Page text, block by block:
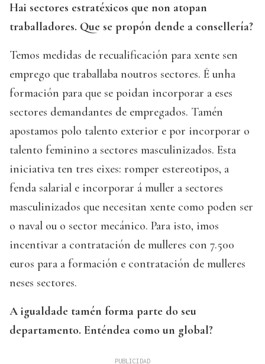
Hai sectores estratéxicos que non atopan
traballadores. Que se propón dende a consellería?
Temos medidas de recualificación para xente sen
emprego que traballaba noutros sectores. É unha
formación para que se poidan incorporar a eses
sectores demandantes de empregados. Tamén
apostamos polo talento exterior e por incorporar o
talento feminino a sectores masculinizados. Esta
iniciativa ten tres eixes: romper estereotipos, a
fenda salarial e incorporar á muller a sectores
masculinizados que necesitan xente como poden ser
o naval ou o sector mecánico. Para isto, imos
incentivar a contratación de mulleres con 7.500
euros para a formación e contratación de mulleres
neses sectores.
A igualdade tamén forma parte do seu
departamento. Enténdea como un global?